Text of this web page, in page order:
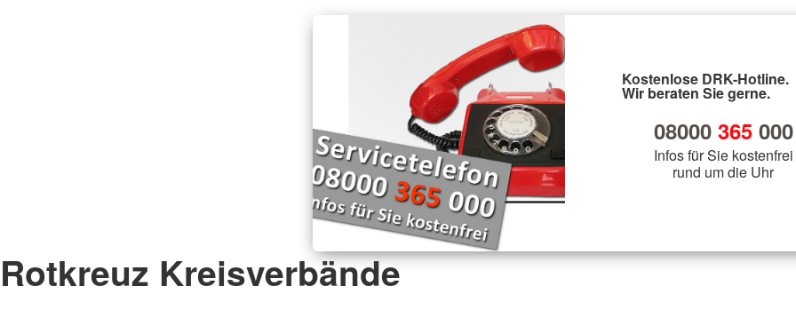
Kostenlose DRK-Hotline.
Wir beraten Sie gerne.
08000 365000
Infos für Sie kostenfrei
rund um die Uhr
Rotkreuz Kreisverbände